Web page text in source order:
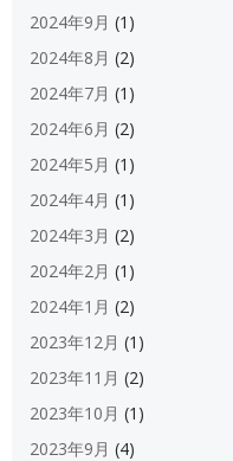
2024年9月 (1)
2024年8月 (2)
2024年7月 (1)
2024年6月 (2)
2024年5月 (1)
2024年4月 (1)
2024年3月 (2)
2024年2月 (1)
2024年1月 (2)
2023年12月 (1)
2023年11月 (2)
2023年10月 (1)
2023年9月 (4)